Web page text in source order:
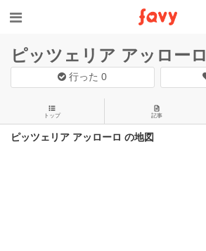
ピッツェリア アッローロ
行った0
トップ 記事
ピッツェリア アッローロ の地図